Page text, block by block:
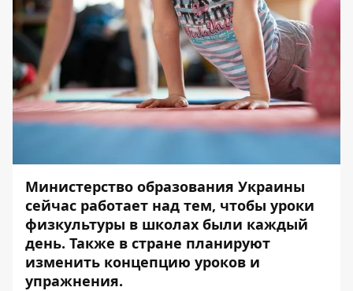
Министерство образования Украины
сейчас работает над тем, чтобы уроки
физкультуры в школах были каждый
день. Также в стране планируют
изменить концепцию уроков и
упражнения.